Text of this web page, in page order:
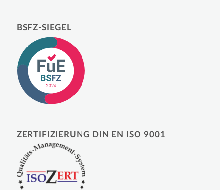
BSFZ-SIEGEL
ZERTIFIZIERUNG DIN EN ISO 9001